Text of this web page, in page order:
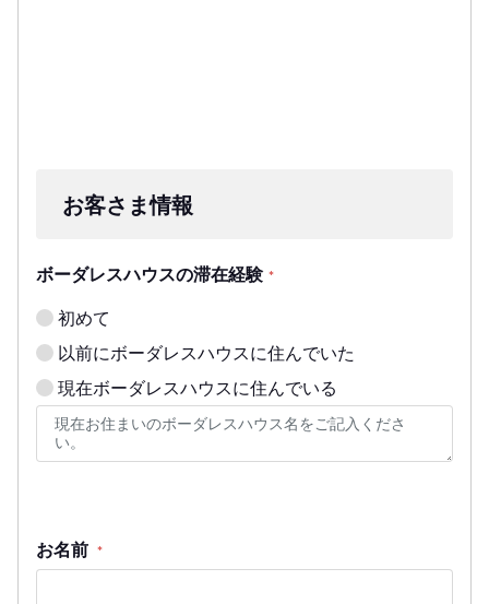
お客さま情報
ボーダレスハウスの滞在経験 *
初めて
以前にボーダレスハウスに住んでいた
現在ボーダレスハウスに住んでいる
お名前 *